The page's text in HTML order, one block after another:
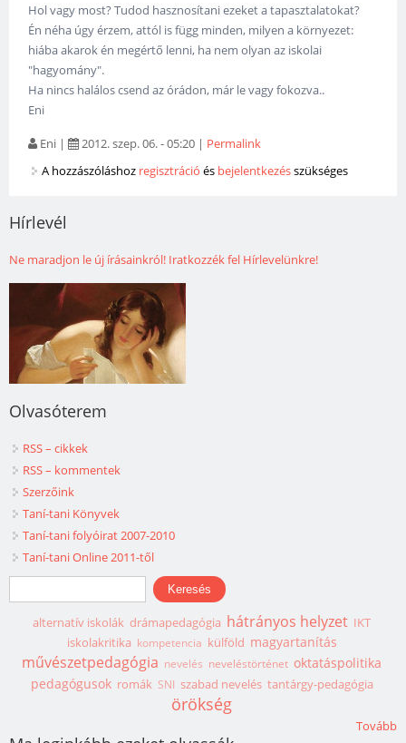
Hol vagy most? Tudod hasznosítani ezeket a tapasztalatokat?
Én néha úgy érzem, attól is függ minden, milyen a környezet:
hiába akarok én megértő lenni, ha nem olyan az iskolai
"hagyomány".
Ha nincs halálos csend az órádon, már le vagy fokozva..
Eni
Eni | 2012. szep. 06. - 05:20 | Permalink
A hozzászóláshoz regisztráció és bejelentkezésszükséges
Hírlevél
Ne maradjon le új írásainkról! Iratkozzék fel Hírlevelünkre!
Olvasóterem
RSS – cikkek
RSS – kommentek
Szerzőink
Taní-tani Könyvek
Taní-tani folyóirat 2007-2010
Taní-tani Online 2011-től
Keresés űrlap
Keresés
alternatív iskolák drámapedagógia hátrányos helyzet IKT
iskolakritika kompetencia külföld magyartanítás
művészetpedagógia nevelés neveléstörténet oktatáspolitika
pedagógusok romák SNI szabad nevelés tantárgy-pedagógia
örökség
Tovább